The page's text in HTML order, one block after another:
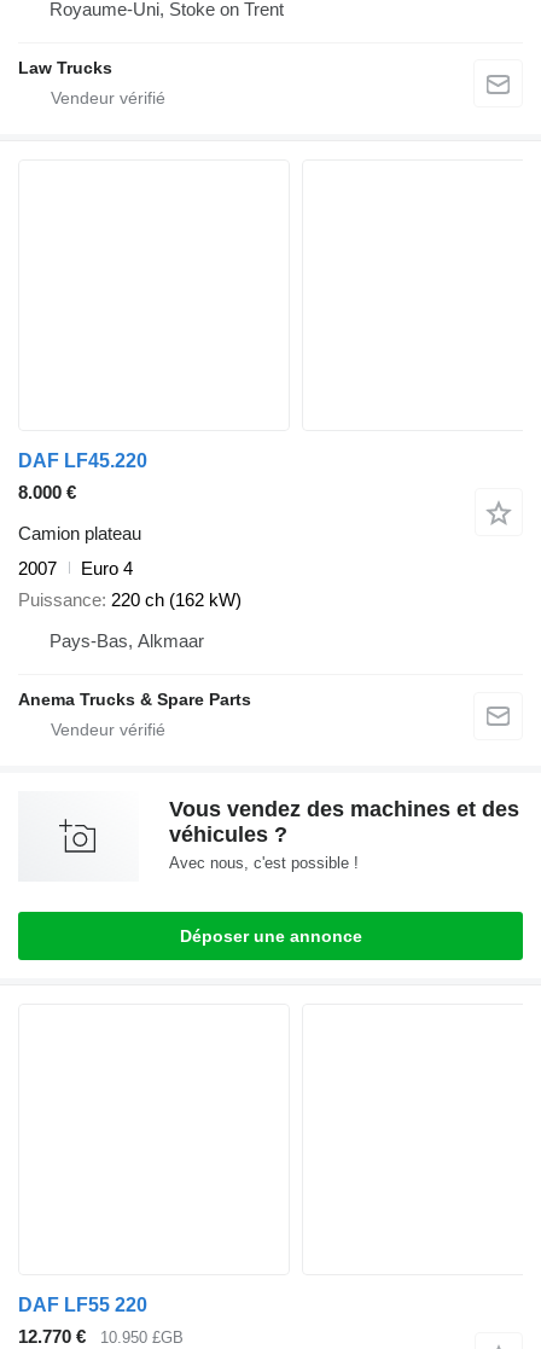
Royaume-Uni, Stoke on Trent
Law Trucks
DAF LF45.220
8.000 €
Camion plateau
2007
Euro 4
Puissance 220 ch (162 kW)
Pays-Bas, Alkmaar
Anema Trucks & Spare Parts
Vous vendez des machines et des
véhicules ?
Avec nous, c'est possible !
Déposer une annonce
DAF LF55 220
12.770 €
10.950 £GB